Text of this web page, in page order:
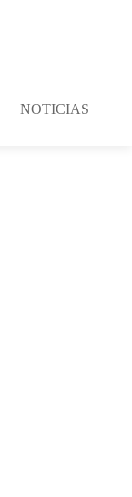
NOTICIAS